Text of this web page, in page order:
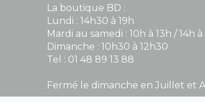
La boutique BD :
Lundi : 14h30 à 19h
Mardi au samedi : 10h à 13h / 14h à
Dimanche : 10h30 à 12h30
Tel : 01 48 89 13 88
Fermé le dimanche en Juillet et